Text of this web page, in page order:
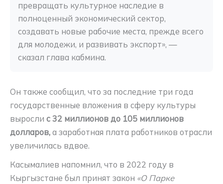
превращать культурное наследие в
полноценный экономический сектор,
создавать новые рабочие места, прежде всего
для молодежи, и развивать экспорт», —
сказал глава кабмина.
Он также сообщил, что за последние три года
государственные вложения в сферу культуры
выросли с 32 миллионов до 105 миллионов
долларов, а заработная плата работников отрасли
увеличилась вдвое.
Касымалиев напомнил, что в 2022 году в
Кыргызстане был принят закон «О Парке